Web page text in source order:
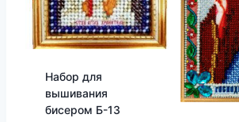
Набор для
вышивания
бисером Б-13